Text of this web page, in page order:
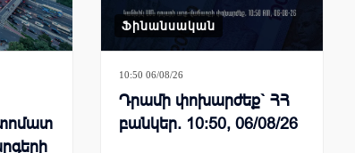
Ֆինանսական
10:50 06/08/26
Դրամի փոխարժեք` ՀՀ
բանկեր. 10:50, 06/08/26